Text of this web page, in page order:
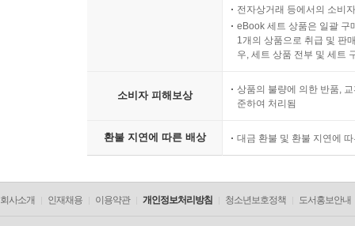
전자상거래 등에서의 소비
eBook 세트 상품은 일괄 구
1개의 상품으로 취급 및 판
우, 세트 상품 전부 및 세트
소비자 피해보상
상품의 불량에 의한 반품,
준하여 처리됨
환불 지연에 따른 배상 대금 환불 및 환불 지연에
회사소개 인재채용 이용약관 개인정보처리방침 청소년보호정책 도서홍보안내